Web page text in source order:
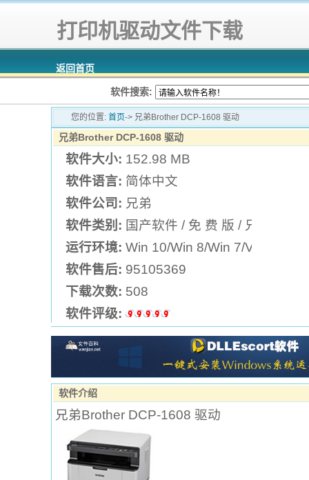
打印机驱动文件下载
返回首页
软件搜索:
您的位置: 首页-> 兄弟Brother DCP-1608 驱动
兄弟Brother DCP-1608 驱动
软件大小: 152.98 MB
软件语言: 简体中文
软件公司: 兄弟
软件类别: 国产软件 / 免 费 版 / 兄弟打印
运行环境: Win 10/Win 8/Win 7/Vista/XP
软件售后: 95105369
下载次数: 508
软件评级:
软件介绍
兄弟Brother DCP-1608 驱动